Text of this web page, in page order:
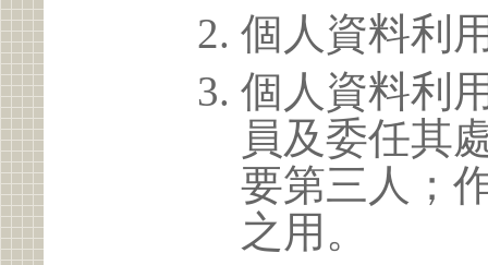
個人資料利
個人資料利
員及委任其
要第三人；
之用。